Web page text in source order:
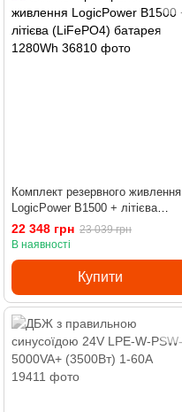
Комплект резервного живлення
LogicPower B1500 + літієва
(LiFePO4) батарея 1280Wh
22 348 грн 23 039 грн
В наявності
Купити